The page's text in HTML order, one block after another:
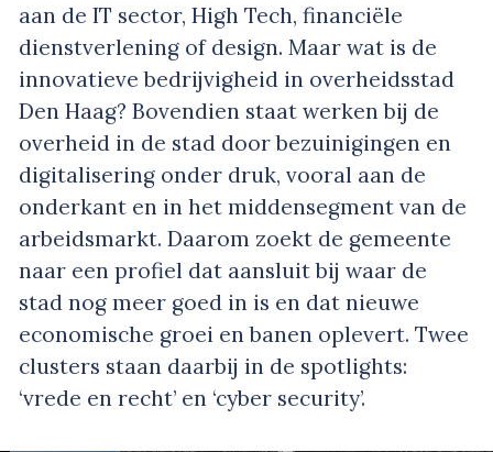
aan de IT sector, High Tech, financiële
dienstverlening of design. Maar wat is de
innovatieve bedrijvigheid in overheidsstad
Den Haag? Bovendien staat werken bij de
overheid in de stad door bezuinigingen en
digitalisering onder druk, vooral aan de
onderkant en in het middensegment van de
arbeidsmarkt. Daarom zoekt de gemeente
naar een profiel dat aansluit bij waar de
stad nog meer goed in is en dat nieuwe
economische groei en banen oplevert. Twee
clusters staan daarbij in de spotlights:
‘vrede en recht’ en ‘cyber security’.